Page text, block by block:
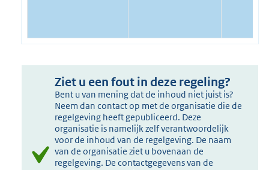
Ziet u een fout in deze regeling?
Bent u van mening dat de inhoud niet juist is?
Neem dan contact op met de organisatie die de
regelgeving heeft gepubliceerd. Deze
organisatie is namelijk zelf verantwoordelijk
voor de inhoud van de regelgeving. De naam
van de organisatie ziet u bovenaan de
regelgeving. De contactgegevens van de